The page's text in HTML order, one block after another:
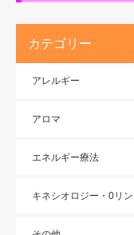
カテゴリー
アレルギー
アロマ
エネルギー療法
キネシオロジー・0リ